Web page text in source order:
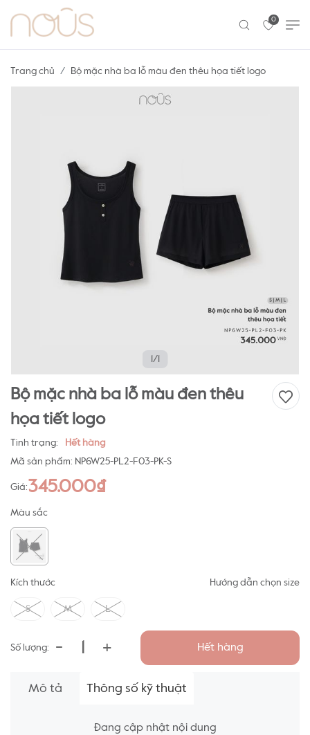
0
Trang chủ Bộ mặc nhà ba lỗ màu đen thêu họa tiết logo
1/1
Bộ mặc nhà ba lỗ màu đen thêu
họa tiết logo
Tình trạng:
Hết hàng
Mã sản phẩm: NP6W25-PL2-F03-PK-S
Giá:345.000₫
Màu sắc
Kích thước Hướng dẫn chọn size
S M L
Số lượng: - + Hết hàng
Mô tả Thông số kỹ thuật
Đang cập nhật nội dung